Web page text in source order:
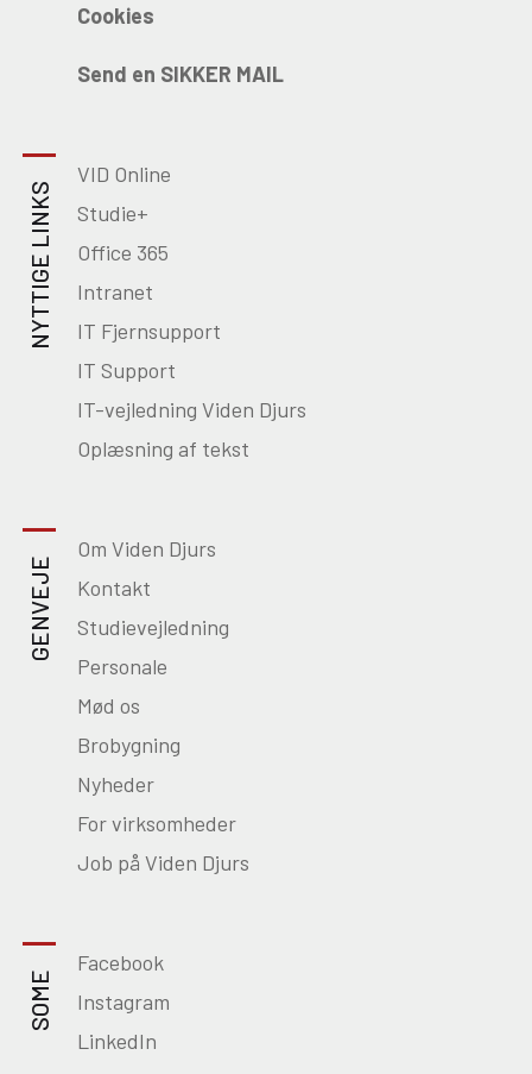
Cookies
Send en SIKKER MAIL
NYTTIGE LINKS
VID Online
Studie+
Office 365
Intranet
IT Fjernsupport
IT Support
IT-vejledning Viden Djurs
Oplæsning af tekst
GENVEJE
Om Viden Djurs
Kontakt
Studievejledning
Personale
Mød os
Brobygning
Nyheder
For virksomheder
Job på Viden Djurs
SOME
Facebook
Instagram
LinkedIn